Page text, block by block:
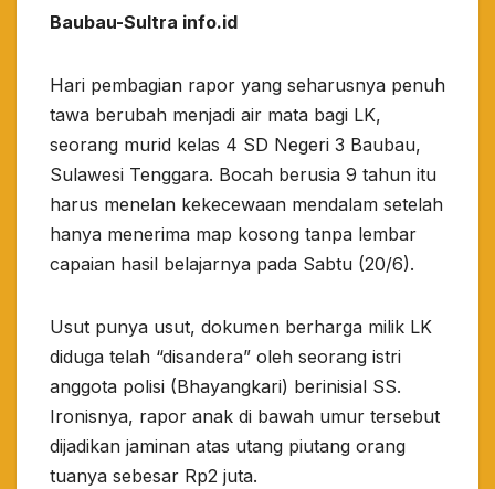
Baubau-Sultra info.id
Hari pembagian rapor yang seharusnya penuh
tawa berubah menjadi air mata bagi LK,
seorang murid kelas 4 SD Negeri 3 Baubau,
Sulawesi Tenggara. Bocah berusia 9 tahun itu
harus menelan kekecewaan mendalam setelah
hanya menerima map kosong tanpa lembar
capaian hasil belajarnya pada Sabtu (20/6).
​Usut punya usut, dokumen berharga milik LK
diduga telah “disandera” oleh seorang istri
anggota polisi (Bhayangkari) berinisial SS.
Ironisnya, rapor anak di bawah umur tersebut
dijadikan jaminan atas utang piutang orang
tuanya sebesar Rp2 juta.